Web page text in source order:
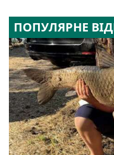
ПОПУЛЯРНЕ